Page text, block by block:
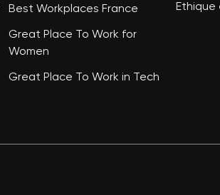
Best Workplaces France
Great Place To Work for
Women
Great Place To Work in Tech